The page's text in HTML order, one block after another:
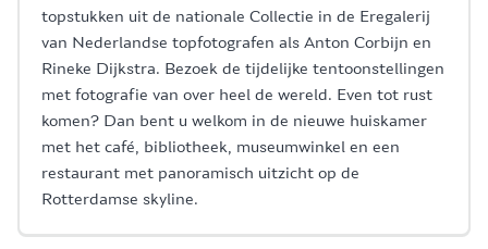
topstukken uit de nationale Collectie in de Eregalerij
van Nederlandse topfotografen als Anton Corbijn en
Rineke Dijkstra. Bezoek de tijdelijke tentoonstellingen
met fotografie van over heel de wereld. Even tot rust
komen? Dan bent u welkom in de nieuwe huiskamer
met het café, bibliotheek, museumwinkel en een
restaurant met panoramisch uitzicht op de
Rotterdamse skyline.